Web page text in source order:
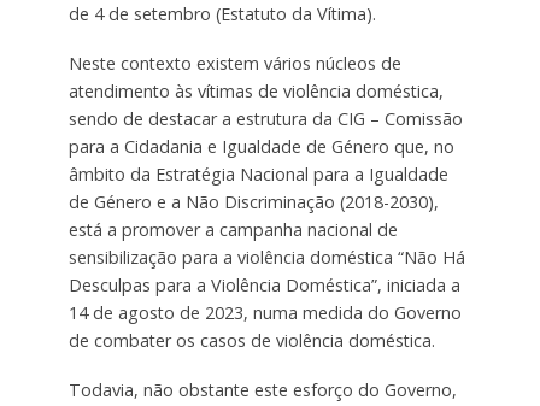
de 4 de setembro (Estatuto da Vítima).
Neste contexto existem vários núcleos de
atendimento às vítimas de violência doméstica,
sendo de destacar a estrutura da CIG – Comissão
para a Cidadania e Igualdade de Género que, no
âmbito da Estratégia Nacional para a Igualdade
de Género e a Não Discriminação (2018-2030),
está a promover a campanha nacional de
sensibilização para a violência doméstica “Não Há
Desculpas para a Violência Doméstica”, iniciada a
14 de agosto de 2023, numa medida do Governo
de combater os casos de violência doméstica.
Todavia, não obstante este esforço do Governo,